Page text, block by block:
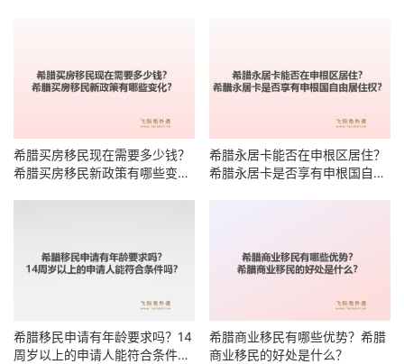
希腊买房移民现在需要多少钱？
希腊买房移民新政策有哪些变
希腊永居卡能否在申根区居住？
希腊永居卡是否享有申根国自由
希腊移民申请有年龄要求吗？14
周岁以上的申请人能符合条件
希腊商业移民有哪些优势？希腊
商业移民的好处是什么？